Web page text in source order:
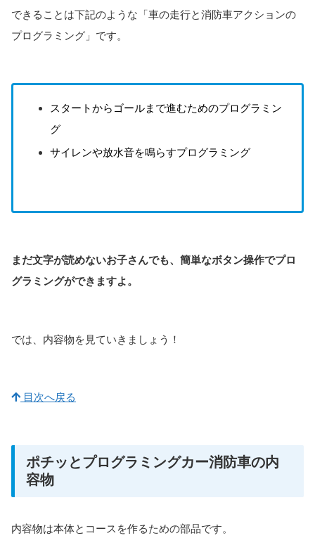
できることは下記のような「車の走行と消防車アクションの
プログラミング」です。
スタートからゴールまで進むためのプログラミン
グ
サイレンや放水音を鳴らすプログラミング
まだ文字が読めないお子さんでも、簡単なボタン操作でプロ
グラミングができますよ。
では、内容物を見ていきましょう！
目次へ戻る
ポチッとプログラミングカー消防車の内
容物
内容物は本体とコースを作るための部品です。